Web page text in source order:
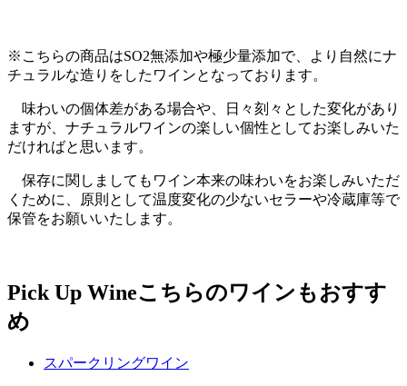
※こちらの商品はSO2無添加や極少量添加で、より自然にナ
チュラルな造りをしたワインとなっております。
味わいの個体差がある場合や、日々刻々とした変化があり
ますが、ナチュラルワインの楽しい個性としてお楽しみいた
だければと思います。
保存に関しましてもワイン本来の味わいをお楽しみいただ
くために、原則として温度変化の少ないセラーや冷蔵庫等で
保管をお願いいたします。
Pick Up Wineこちらのワインもおすす
め
スパークリングワイン